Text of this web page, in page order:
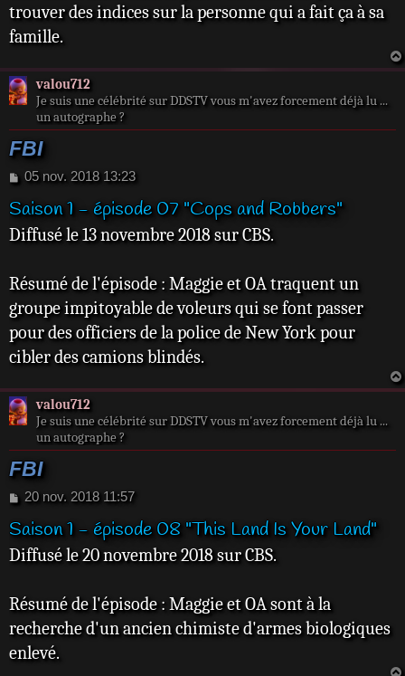
trouver des indices sur la personne qui a fait ça à sa
famille.
valou712
Je suis une célébrité sur DDSTV vous m'avez forcement déjà lu ...
un autographe ?
FBI
M
s
s
a
e
05 nov. 2018 13:23
Saison 1 - épisode 07 "Cops and Robbers"
Diffusé le 13 novembre 2018 sur CBS.
Résumé de l'épisode : Maggie et OA traquent un
groupe impitoyable de voleurs qui se font passer
pour des officiers de la police de New York pour
cibler des camions blindés.
valou712
Je suis une célébrité sur DDSTV vous m'avez forcement déjà lu ...
un autographe ?
FBI
M
s
s
a
e
20 nov. 2018 11:57
Saison 1 - épisode 08 "This Land Is Your Land"
Diffusé le 20 novembre 2018 sur CBS.
Résumé de l'épisode : Maggie et OA sont à la
recherche d'un ancien chimiste d'armes biologiques
enlevé.